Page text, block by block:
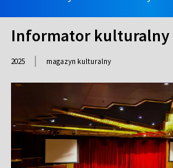
Informator kulturalny
2025 | magazyn kulturalny